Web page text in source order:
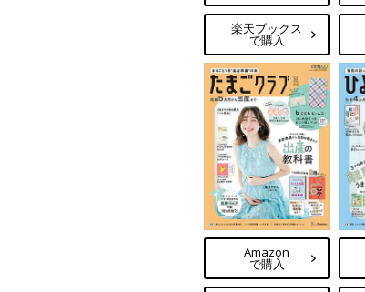
楽天ブックス
で購入
Amazon
で購入